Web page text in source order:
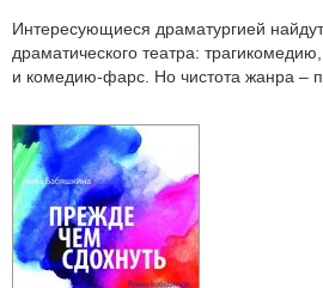
Интересующиеся драматургией
драматического театра:
и комедию-фарс. Но чистота жанра –